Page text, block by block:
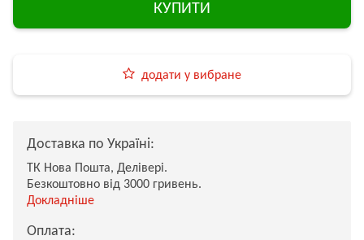
КУПИТИ
додати у вибране
Доставка по Україні:
ТК Нова Пошта, Делівері.
Безкоштовно від 3000 гривень.
Докладніше
Оплата: